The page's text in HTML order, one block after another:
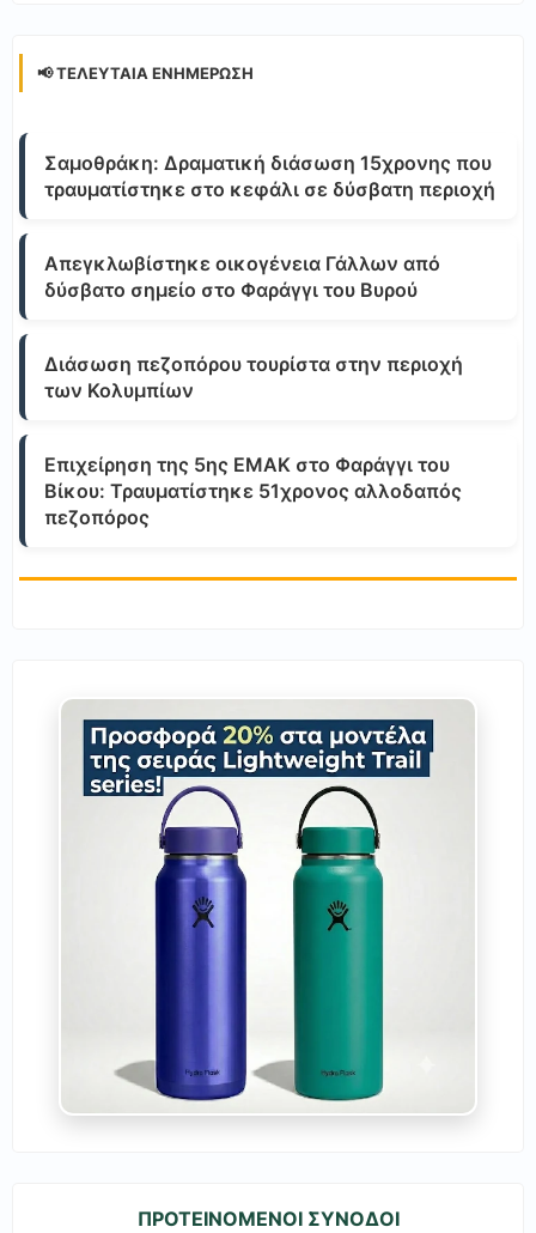
📢 ΤΕΛΕΥΤΑΊΑ ΕΝΗΜΈΡΩΣΗ
Σαμοθράκη: Δραματική διάσωση 15χρονης που
τραυματίστηκε στο κεφάλι σε δύσβατη περιοχή
Απεγκλωβίστηκε οικογένεια Γάλλων από
δύσβατο σημείο στο Φαράγγι του Βυρού
Διάσωση πεζοπόρου τουρίστα στην περιοχή
των Κολυμπίων
Επιχείρηση της 5ης ΕΜΑΚ στο Φαράγγι του
Βίκου: Τραυματίστηκε 51χρονος αλλοδαπός
πεζοπόρος
ΠΡΟΤΕΙΝΟΜΕΝΟΙ ΣΥΝΟΔΟΙ